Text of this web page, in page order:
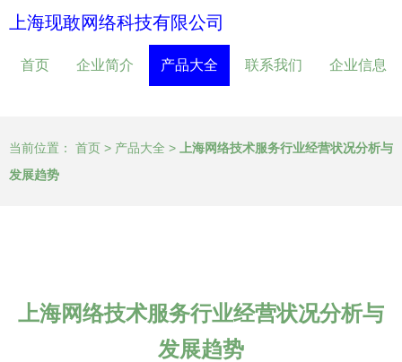
上海现敢网络科技有限公司
首页 企业简介 产品大全 联系我们 企业信息
当前位置： 首页 > 产品大全 >
上海网络技术服务行业经营状况分析与
发展趋势
上海网络技术服务行业经营状况分析与
发展趋势